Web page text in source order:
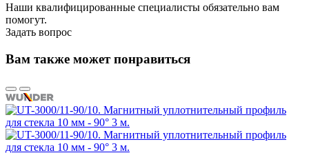
Наши квалифицированные специалисты обязательно вам
помогут.
Задать вопрос
Вам также может понравиться